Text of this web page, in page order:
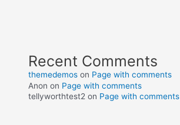
Recent Comments
themedemos on Page with comments
Anon on Page with comments
tellyworthtest2 on Page with comments